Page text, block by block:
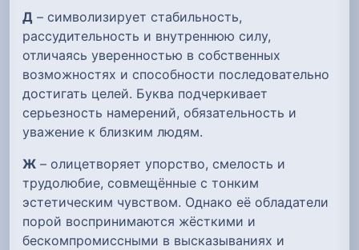
Д – символизирует стабильность,
рассудительность и внутреннюю силу,
отличаясь уверенностью в собственных
возможностях и способности последовательно
достигать целей. Буква подчеркивает
серьезность намерений, обязательность и
уважение к близким людям.
Ж – олицетворяет упорство, смелость и
трудолюбие, совмещённые с тонким
эстетическим чувством. Однако её обладатели
порой воспринимаются жёсткими и
бескомпромиссными в высказываниях и